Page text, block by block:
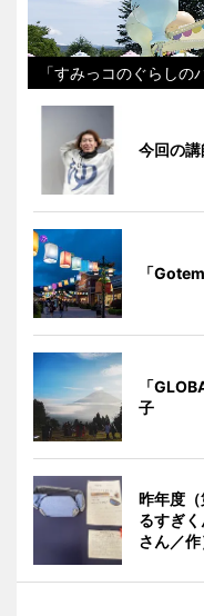
「すみっコのぐらしの
今回の
「
「
子
昨年度
るすぎ
さん／作